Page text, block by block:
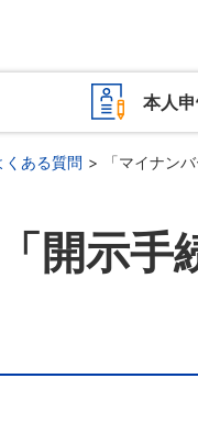
本人
くある質問 「マイナン
「開示